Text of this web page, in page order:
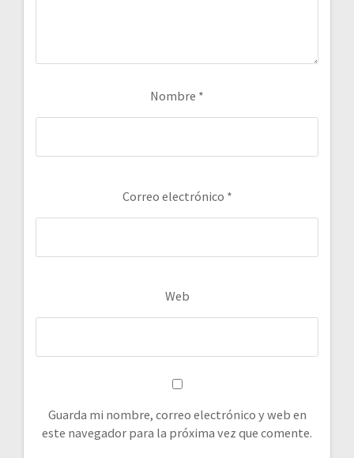
Nombre *
Correo electrónico *
Web
Guarda mi nombre, correo electrónico y web en
este navegador para la próxima vez que comente.